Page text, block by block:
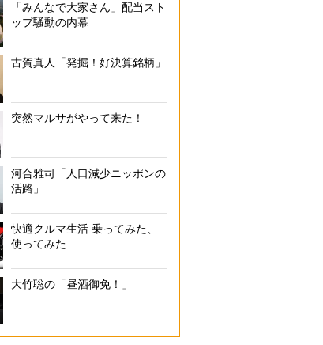
「みんなで大家さん」配当スト
ップ騒動の内幕
古賀真人「発掘！好決算銘柄」
突然マルサがやって来た！
河合雅司「人口減少ニッポンの
活路」
快適クルマ生活 乗ってみた、
使ってみた
大竹聡の「昼酒御免！」